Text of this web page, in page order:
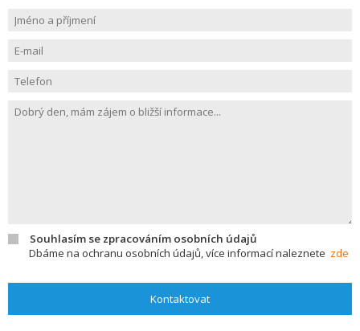
Souhlasím se zpracováním osobních údajů
Dbáme na ochranu osobních údajů, více informací naleznete zde
Kontaktovat